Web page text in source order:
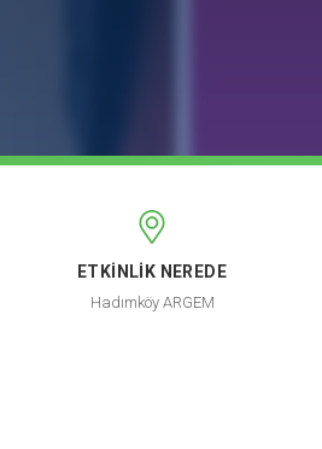
ETKİNLİK NEREDE
Hadımköy ARGEM